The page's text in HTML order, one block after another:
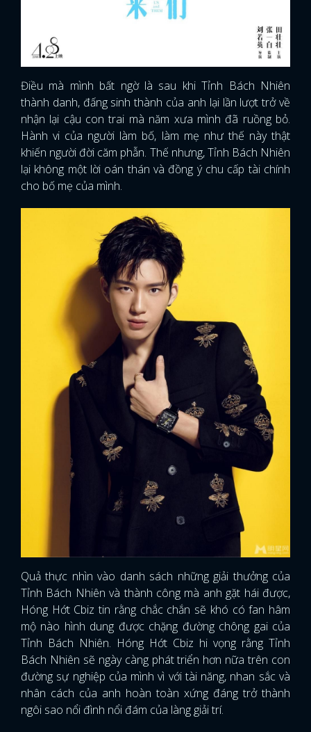
x
ĐĂNG NHẬP
Điều mà mình bất ngờ là sau khi Tỉnh Bách Nhiên
thành danh, đấng sinh thành của anh lại lần lượt trở về
nhận lại cậu con trai mà năm xưa mình đã ruồng bỏ.
Hành vi của người làm bố, làm mẹ như thế này thật
khiến người đời căm phẫn. Thế nhưng, Tỉnh Bách Nhiên
lại không một lời oán thán và đồng ý chu cấp tài chính
cho bố mẹ của mình.
Quả thực nhìn vào danh sách những giải thưởng của
Tỉnh Bách Nhiên và thành công mà anh gặt hái được,
Hóng Hớt Cbiz tin rằng chắc chắn sẽ khó có fan hâm
mộ nào hình dung được chặng đường chông gai của
Tỉnh Bách Nhiên. Hóng Hớt Cbiz hi vọng rằng Tỉnh
Bách Nhiên sẽ ngày càng phát triển hơn nữa trên con
đường sự nghiệp của mình vì với tài năng, nhan sắc và
nhân cách của anh hoàn toàn xứng đáng trở thành
ngôi sao nổi đình nổi đám của làng giải trí.